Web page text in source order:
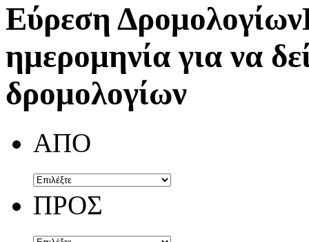
Εύρεση Δρομολογίων
ημερομηνία για να
δρομολογίων
ΑΠΟ
ΠΡΟΣ